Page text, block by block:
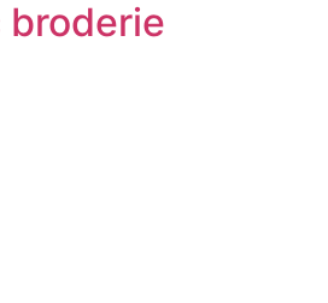
broderie